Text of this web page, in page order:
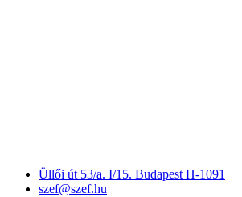
Üllői út 53/a. I/15. Budapest H-1091
szef@szef.hu